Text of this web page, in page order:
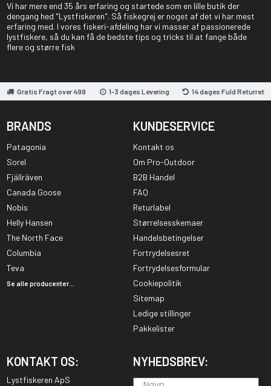
Vi har mere end 35 års erfaring og startede som en lille butik der
dengang hed "Lystfiskeren". Så fiskegrej er noget af det vi har mest
erfaring med. I vores fiskeri-afdeling har vi masser af passionerede
lystfiskere, så du kan få de bedste tips og tricks til at fange både
flere og større fisk
Gratis Fragt over 499 1-3 dages Levering 14 dages Fuld Returret
BRANDS
Patagonia
Sorel
Fjällräven
Canada Goose
Nobis
Helly Hansen
The North Face
Columbia
Teva
Se alle producenter...
KUNDESERVICE
Kontakt os
Om Pro-Outdoor
B2B Handel
FAQ
Returlabel
Størrelsesskemaer
Handelsbetingelser
Fortrydelsesret
Fortrydelsesformular
Cookiepolitik
Sitemap
Ledige stillinger
Pakkelister
KONTAKT OS:
Lystfiskeren ApS
NYHEDSBREV: